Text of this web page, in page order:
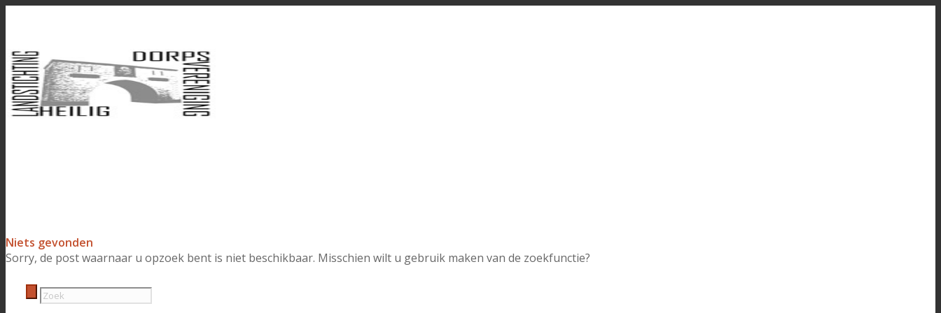
Niets gevonden
Sorry, de post waarnaar u opzoek bent is niet beschikbaar. Misschien wilt u gebruik maken van de zoekfunctie?